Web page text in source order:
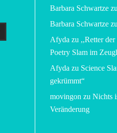
Barbara Schwartze zu
Barbara Schwartze zu
Afyda zu ,,Retter der
Poetry Slam im
Afyda zu Science
gekrümmt“
movingon zu Nichts
Veränderung